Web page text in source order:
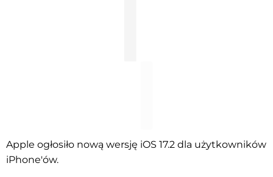
Apple ogłosiło nową wersję iOS 17.2 dla użytkowników
iPhone'ów.